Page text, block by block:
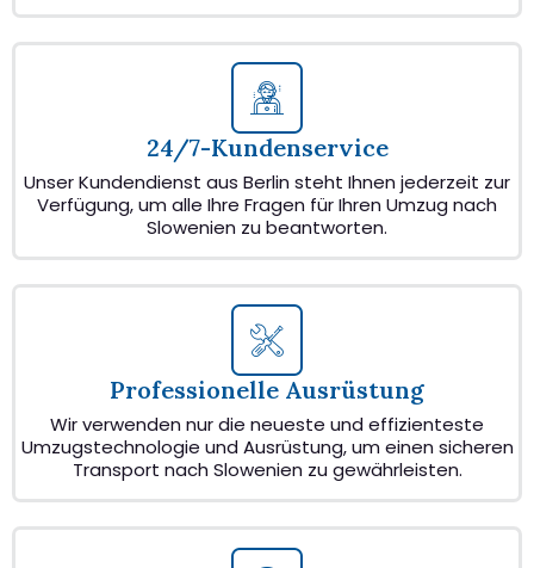
24/7-Kundenservice
Unser Kundendienst aus Berlin steht Ihnen jederzeit zur
Verfügung, um alle Ihre Fragen für Ihren Umzug nach
Slowenien zu beantworten.
Professionelle Ausrüstung
Wir verwenden nur die neueste und effizienteste
Umzugstechnologie und Ausrüstung, um einen sicheren
Transport nach Slowenien zu gewährleisten.